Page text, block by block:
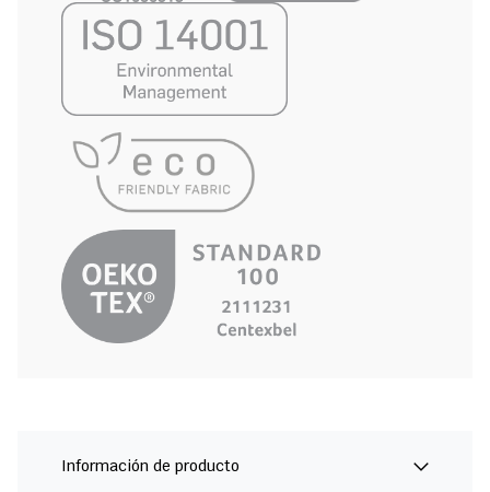
Información de producto